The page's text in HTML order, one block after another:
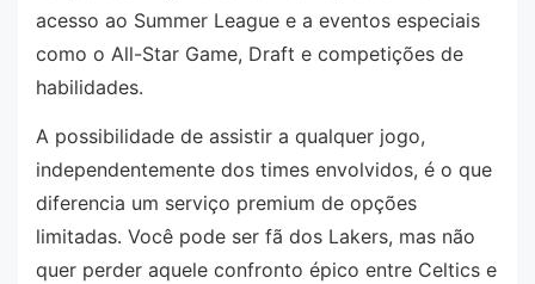
acesso ao Summer League e a eventos especiais
como o All-Star Game, Draft e competições de
habilidades.
A possibilidade de assistir a qualquer jogo,
independentemente dos times envolvidos, é o que
diferencia um serviço premium de opções
limitadas. Você pode ser fã dos Lakers, mas não
quer perder aquele confronto épico entre Celtics e